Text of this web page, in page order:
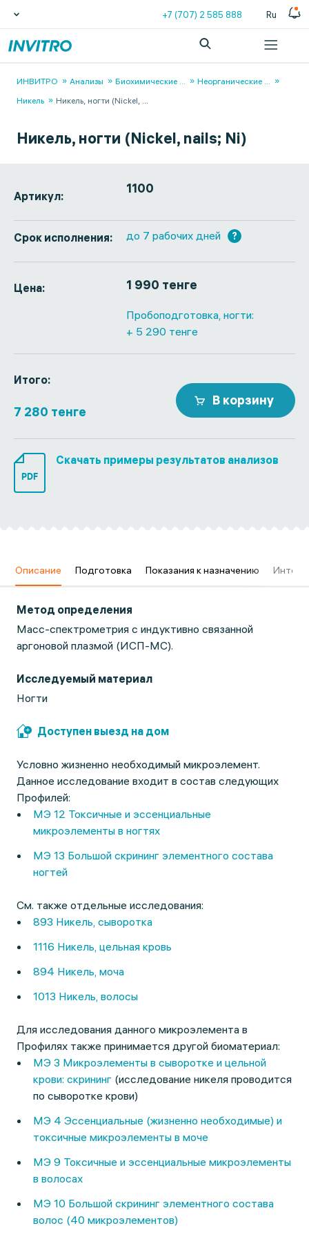
+7 (707) 2 585 888 Ru
ИНВИТРО Анализы Биохимические ... Неорганические ...
Никель
Никель, ногти (Nickel, ...
Никель, ногти (Nickel, nails; Ni)
Артикул: 1100
Срок исполнения: до 7 рабочих дней ?
Цена: 1 990 тенге
Пробоподготовка, ногти:
+ 5 290 тенге
Итого:
7 280 тенге
В корзину
PDF
Скачать примеры результатов анализов
Описание Подготовка Показания к назначению
Метод определения
Масс-спектрометрия с индуктивно связанной
аргоновой плазмой (ИСП-МС).
Исследуемый материал
Ногти
Доступен выезд на дом
Условно жизненно необходимый микроэлемент.
Данное исследование входит в состав следующих
Профилей:
МЭ 12 Токсичные и эссенциальные
микроэлементы в ногтях
МЭ 13 Большой скрининг элементного состава
ногтей
См. также отдельные исследования:
893 Никель, сыворотка
1116 Никель, цельная кровь
894 Никель, моча
1013 Никель, волосы
Для исследования данного микроэлемента в
Профилях также принимается другой биоматериал:
МЭ 3 Микроэлементы в сыворотке и цельной
крови: скрининг (исследование никеля проводится
по сыворотке крови)
МЭ 4 Эссенциальные (жизненно необходимые) и
токсичные микроэлементы в моче
МЭ 9 Токсичные и эссенциальные микроэлементы
в волосах
МЭ 10 Большой скрининг элементного состава
волос (40 микроэлементов)